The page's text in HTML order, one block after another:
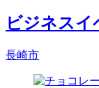
ビジネス
長崎市